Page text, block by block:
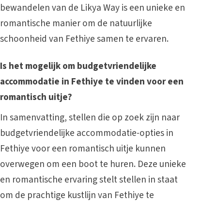
bewandelen van de Likya Way is een unieke en
romantische manier om de natuurlijke
schoonheid van Fethiye samen te ervaren.
Is het mogelijk om budgetvriendelijke
accommodatie in Fethiye te vinden voor een
romantisch uitje?
In samenvatting, stellen die op zoek zijn naar
budgetvriendelijke accommodatie-opties in
Fethiye voor een romantisch uitje kunnen
overwegen om een boot te huren. Deze unieke
en romantische ervaring stelt stellen in staat
om de prachtige kustlijn van Fethiye te